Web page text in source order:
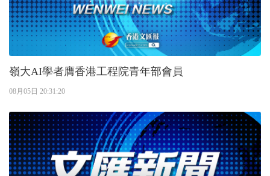
嶺大AI學者膺香港工程院青年部會員
08月05日 20:31:20